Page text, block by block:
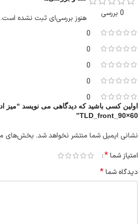
0 بررسی
0
0
0
0
0
هنوز بررسی‌ای ثبت نشده است.
اولین کسی باشید که دیدگاهی می نویسد “میز
TLD_front_90×60”
نشانی ایمیل شما منتشر نخواهد شد. بخش‌های
امتیاز شما*
دیدگاه شما*